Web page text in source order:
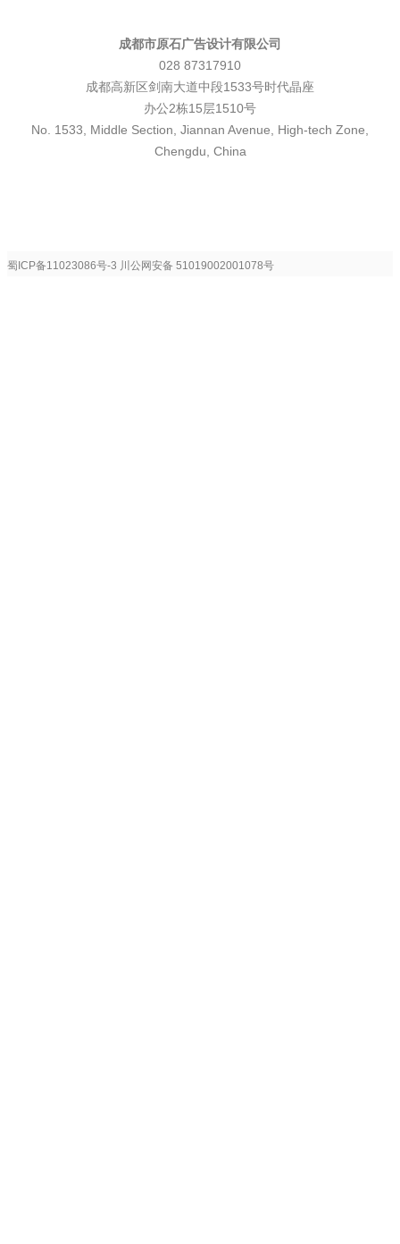
成都市原石广告设计有限公司
028 87317910
成都高新区剑南大道中段1533号时代晶座
办公2栋15层1510号
No. 1533, Middle Section, Jiannan Avenue, High-tech Zone,
Chengdu, China
蜀ICP备11023086号-3 川公网安备 51019002001078号